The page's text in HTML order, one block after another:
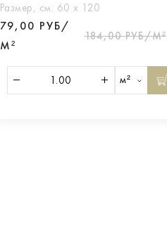
Размер, см: 60 х 120
79,00 РУБ/
М²
184,00 РУБ/М²
м²